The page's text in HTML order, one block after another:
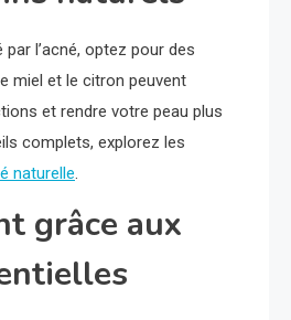
l’acné, optez pour des
miel et le citron peuvent
et rendre votre peau plus
complets, explorez les
naturelle.
grâce aux